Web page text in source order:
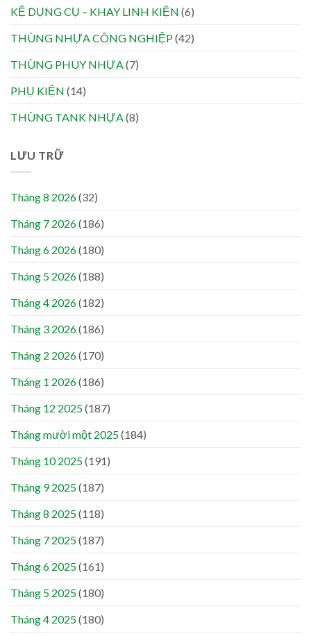
KỆ DỤNG CỤ – KHAY LINH KIỆN (6)
THÙNG NHỰA CÔNG NGHIỆP(42)
THÙNG PHUY NHỰA (7)
PHỤ KIỆN (14)
THÙNG TANK NHỰA (8)
LƯU TRỮ
Tháng 8 2026(32)
Tháng 7 2026(186)
Tháng 6 2026(180)
Tháng 5 2026(188)
Tháng 4 2026(182)
Tháng 3 2026(186)
Tháng 2 2026(170)
Tháng 1 2026(186)
Tháng 12 2025(187)
Tháng mười một 2025(184)
Tháng 10 2025(191)
Tháng 9 2025(187)
Tháng 8 2025(118)
Tháng 7 2025(187)
Tháng 6 2025(161)
Tháng 5 2025(180)
Tháng 4 2025(180)